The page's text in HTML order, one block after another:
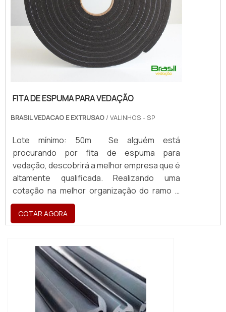
FITA DE ESPUMA PARA VEDAÇÃO
BRASIL VEDACAO E EXTRUSAO / VALINHOS - SP
Lote mínimo: 50m Se alguém está
procurando por fita de espuma para
vedação, descobrirá a melhor empresa que é
altamente qualificada. Realizando uma
cotação na melhor organização do ramo e
descobrindo a maior referência de qualidade
da área de atuação. MAIS SOBRE FITA DE
ESPUMA PARA VEDAÇÃO Quem precisa de
empresa inovadora, consegue encontrar o
site da Brasil Vedação. É possível encontrar
borrachas fa...
COTAR AGORA